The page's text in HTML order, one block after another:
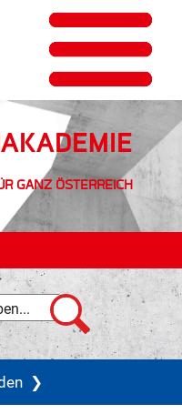
❯
GANZ ÖSTERREICH